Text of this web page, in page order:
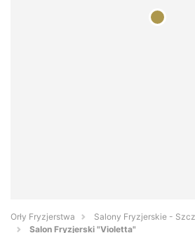
Orły Fryzjerstwa
Salony Fryzjerskie -
Salon Fryzjerski "Violetta"